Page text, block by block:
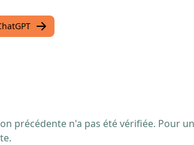
précédente n'a pas été vérifiée. Pour